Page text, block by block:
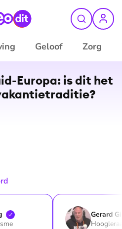
Geloof Zorg
©
Europa: is dit het
Gerard